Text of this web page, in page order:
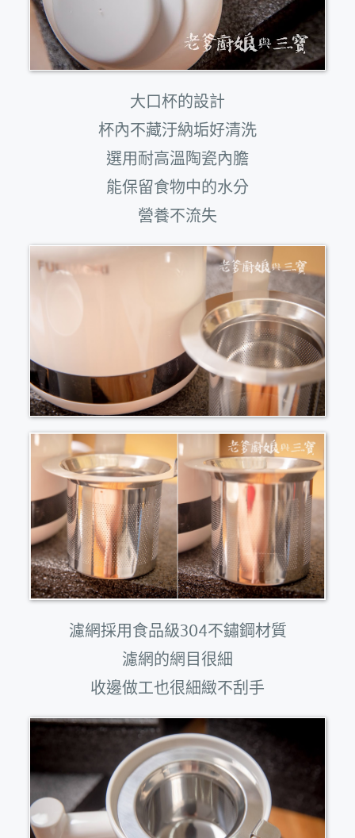
大口杯的設計
杯內不藏汙納垢好清洗
選用耐高溫陶瓷內膽
能保留食物中的水分
營養不流失
濾網採用食品級304不鏽鋼材質
濾網的網目很細
收邊做工也很細緻不刮手